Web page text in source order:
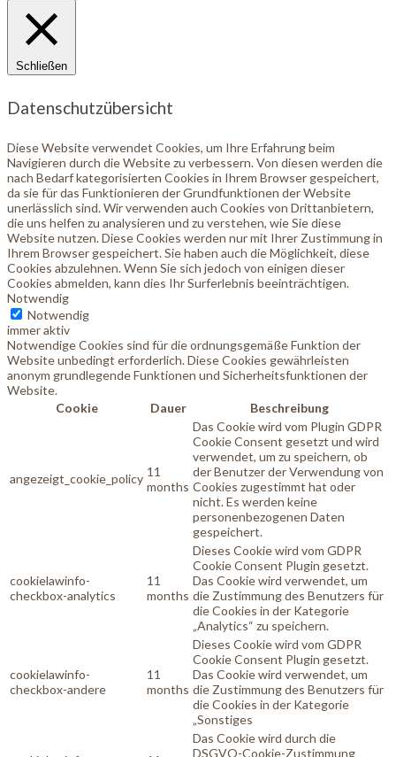
Schließen
Datenschutzübersicht
Diese Website verwendet Cookies, um Ihre Erfahrung beim
Navigieren durch die Website zu verbessern. Von diesen werden die
nach Bedarf kategorisierten Cookies in Ihrem Browser gespeichert,
da sie für das Funktionieren der Grundfunktionen der Website
unerlässlich sind. Wir verwenden auch Cookies von Drittanbietern,
die uns helfen zu analysieren und zu verstehen, wie Sie diese
Website nutzen. Diese Cookies werden nur mit Ihrer Zustimmung in
Ihrem Browser gespeichert. Sie haben auch die Möglichkeit, diese
Cookies abzulehnen. Wenn Sie sich jedoch von einigen dieser
Cookies abmelden, kann dies Ihr Surferlebnis beeinträchtigen.
Notwendig
Notwendig
immer aktiv
Notwendige Cookies sind für die ordnungsgemäße Funktion der
Website unbedingt erforderlich. Diese Cookies gewährleisten
anonym grundlegende Funktionen und Sicherheitsfunktionen der
Website.
Cookie
Dauer Beschreibung
angezeigt_cookie_policy 11
months
Das Cookie wird vom Plugin GDPR
Cookie Consent gesetzt und wird
verwendet, um zu speichern, ob
der Benutzer der Verwendung von
Cookies zugestimmt hat oder
nicht. Es werden keine
personenbezogenen Daten
gespeichert.
cookielawinfo-
checkbox-analytics
11
months
Dieses Cookie wird vom GDPR
Cookie Consent Plugin gesetzt.
Das Cookie wird verwendet, um
die Zustimmung des Benutzers für
die Cookies in der Kategorie
„Analytics“ zu speichern.
cookielawinfo-
checkbox-andere
11
months
Dieses Cookie wird vom GDPR
Cookie Consent Plugin gesetzt.
Das Cookie wird verwendet, um
die Zustimmung des Benutzers für
die Cookies in der Kategorie
„Sonstiges
Das Cookie wird durch die
DSGVO-Cookie-Zustimmung